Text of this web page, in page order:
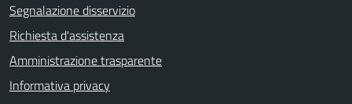
Segnalazione disservizio
Richiesta d'assistenza
Amministrazione trasparente
Informativa privacy